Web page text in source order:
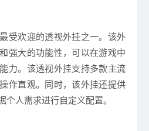
受欢迎的透视外挂之一。该外
强大的功能性，可以在游戏中
力。该透视外挂支持多款主流
作直观。同时，该外挂还提供
个人需求进行自定义配置。